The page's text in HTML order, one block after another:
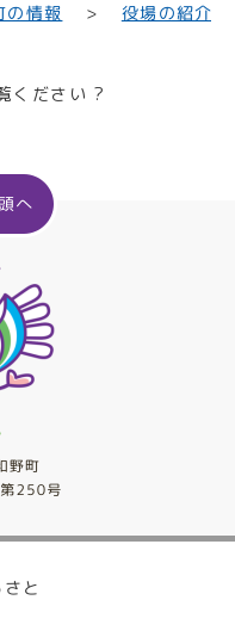
の情報 役場の紹介
ください ?
と